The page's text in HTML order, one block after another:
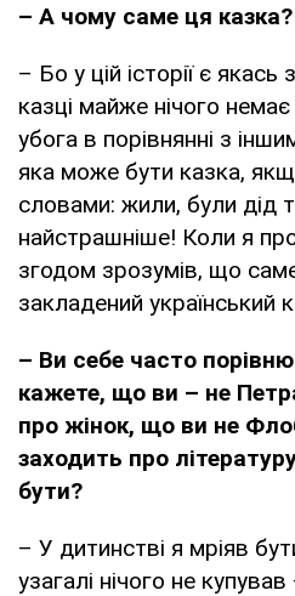
– А чому саме ця казка?
– Бо у цій історії є
казці майже нічого
убога в порівнянні з
яка може бути казка,
словами: жили, були дід
найстрашніше! Коли я
згодом зрозумів, що саме
закладений український
– Ви себе часто
кажете, що ви – не
про жінок, що ви не
заходить про
бути?
– У дитинстві я мріяв
узагалі нічого не